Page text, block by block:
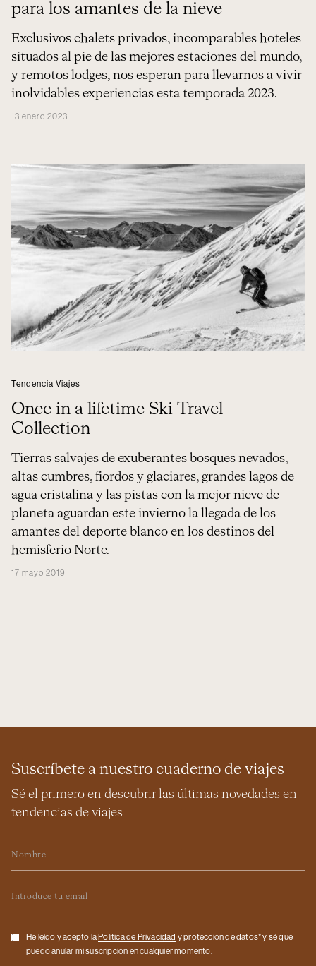
para los amantes de la nieve
Exclusivos chalets privados, incomparables hoteles
situados al pie de las mejores estaciones del mundo,
y remotos lodges, nos esperan para llevarnos a vivir
inolvidables experiencias esta temporada 2023.
13 enero 2023
Tendencia Viajes
Once in a lifetime Ski Travel
Collection
Tierras salvajes de exuberantes bosques nevados,
altas cumbres, fiordos y glaciares, grandes lagos de
agua cristalina y las pistas con la mejor nieve de
planeta aguardan este invierno la llegada de los
amantes del deporte blanco en los destinos del
hemisferio Norte.
17 mayo 2019
Suscríbete a nuestro cuaderno de viajes
Sé el primero en descubrir las últimas novedades en
tendencias de viajes
Checkbox
He leído y acepto la Politica de Privacidad y protección de datos* y sé que
puedo anular mi suscripción en cualquier momento.